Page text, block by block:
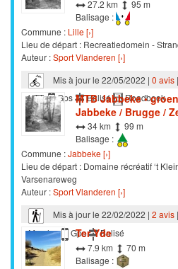
27.2 km
95 m
Balisage :
Commune : Lille [›]
Lieu de départ : Recreatiedomein -
Auteur :Sport Vlanderen [›]
Mis à jour le 22/05/2022 | 0 avis|
VTT
Gps Balisé Roadbook
MTB Jabbeke •
Jabbeke / Brugge /
34 km
99 m
Balisage :
Commune :Jabbeke [›]
Lieu de départ : Domaine récréatif ‘t
Varsenareweg
Auteur :Sport Vlanderen [›]
Mis à jour le 22/02/2022 | 2 avis|
Marche
Gps Balisé
Ter Yde
7.9 km
70 m
Balisage :